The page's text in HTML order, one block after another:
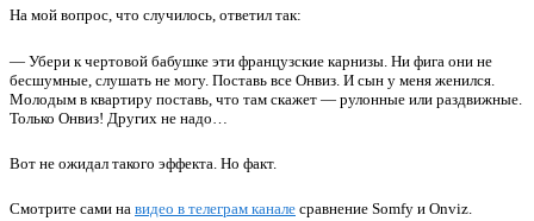
На мой вопрос, что случилось, ответил так:
— Убери к чертовой бабушке эти французские карнизы. Ни фига они не
бесшумные, слушать не могу. Поставь все Онвиз. И сын у меня женился.
Молодым в квартиру поставь, что там скажет — рулонные или раздвижные.
Только Онвиз! Других не надо…
Вот не ожидал такого эффекта. Но факт.
Смотрите сами на видео в телеграм канале сравнение Somfy и Onviz.